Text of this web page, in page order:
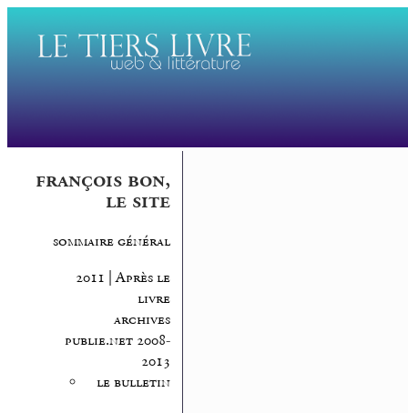
françois bon,
le site
sommaire général
2011 | Après le
livre
archives
publie.net 2008-
2013
le bulletin